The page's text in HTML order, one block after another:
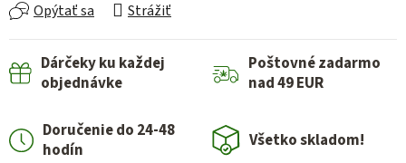
Opýtať sa Strážiť
Dárčeky ku každej
objednávke
Poštovné zadarmo
nad 49 EUR
Doručenie do 24-48
hodín
Všetko skladom!